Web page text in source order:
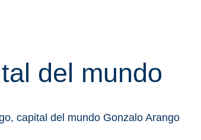
del mundo